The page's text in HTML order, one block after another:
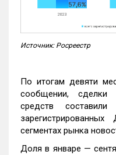
Источник: Росреестр
По итогам девяти
сообщении, сделки
средств
сегментах рынка
Доля в январе —